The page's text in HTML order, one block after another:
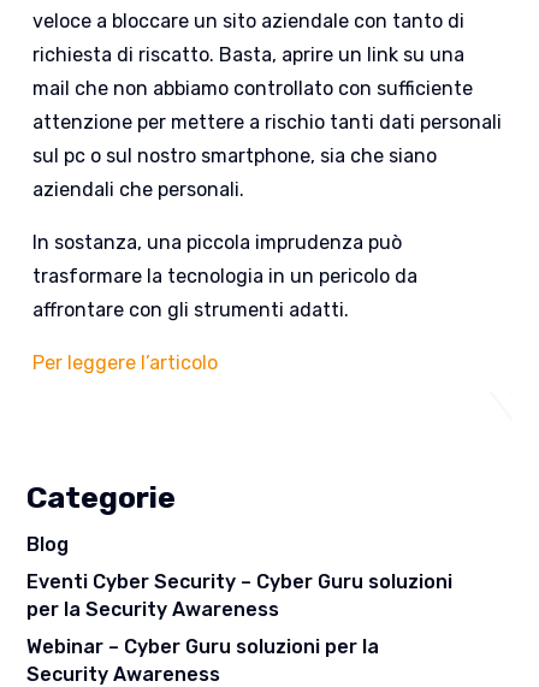
Categorie
Blog
Eventi Cyber Security – Cyber Guru soluzioni
per la Security Awareness
Webinar – Cyber Guru soluzioni per la
Security Awareness
veloce a bloccare un sito aziendale con tanto di
richiesta di riscatto. Basta, aprire un link su una
mail che non abbiamo controllato con sufficiente
attenzione per mettere a rischio tanti dati personali
sul pc o sul nostro smartphone, sia che siano
aziendali che personali.
In sostanza, una piccola imprudenza può
trasformare la tecnologia in un pericolo da
affrontare con gli strumenti adatti.
Per leggere l’articolo